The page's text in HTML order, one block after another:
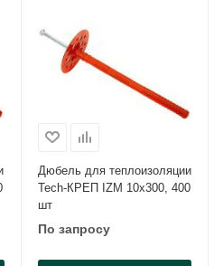
Дюбель для теплоизоляции
Tech-КРЕП IZM 10x300, 400
шт
По запросу